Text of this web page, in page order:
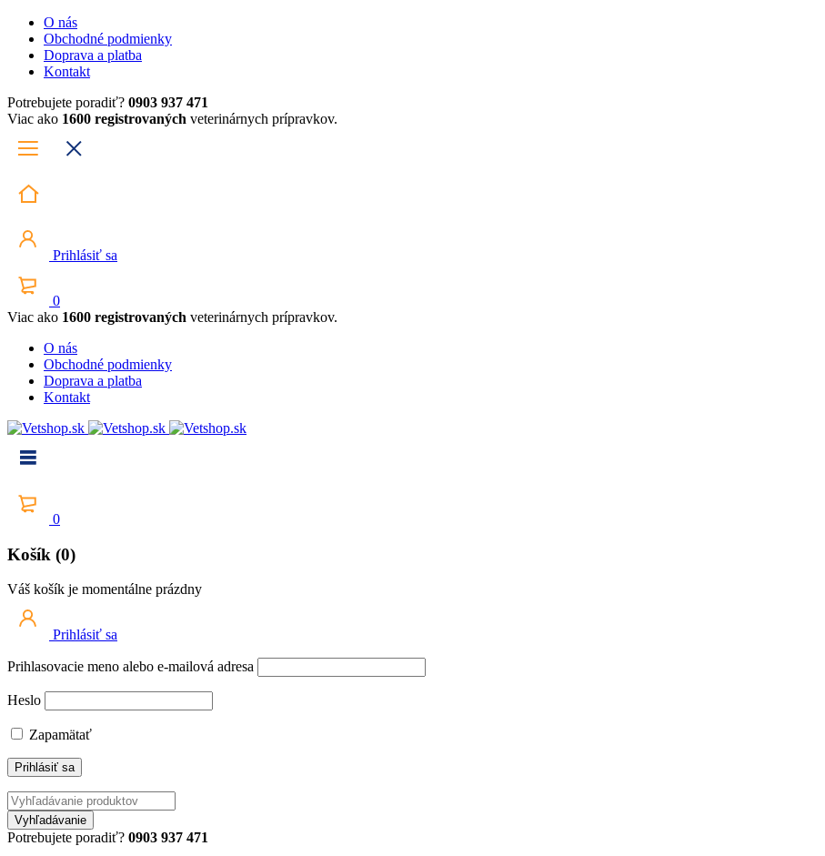
O nás
Obchodné podmienky
Doprava a platba
Kontakt
Potrebujete poradiť? 0903 937 471
Viac ako 1600 registrovaných veterinárnych prípravkov.
Prihlásiť sa
0
Viac ako 1600 registrovaných veterinárnych prípravkov.
O nás
Obchodné podmienky
Doprava a platba
Kontakt
0
Košík (0)
Váš košík je momentálne prázdny
Prihlásiť sa
Prihlasovacie meno alebo e-mailová adresa
Heslo
Zapamätať
Potrebujete poradiť? 0903 937 471